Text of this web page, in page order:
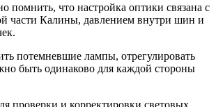
помнить, что настройка оптики связана с
части Калины, давлением внутри шин и
потемневшие лампы, отрегулировать
быть одинаково для каждой стороны
проверки и корректировки световых